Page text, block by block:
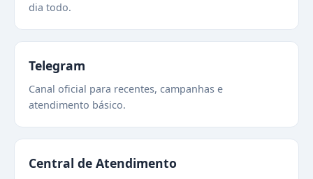
dia todo.
Telegram
Canal oficial para recentes, campanhas e
atendimento básico.
Central de Atendimento